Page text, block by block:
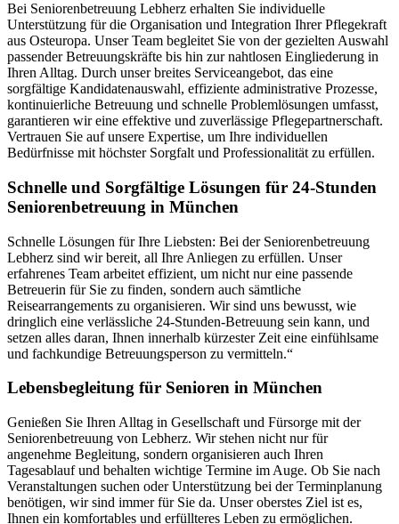
Bei Seniorenbetreuung Lebherz erhalten Sie individuelle
Unterstützung für die Organisation und Integration Ihrer Pflegekraft
aus Osteuropa. Unser Team begleitet Sie von der gezielten Auswahl
passender Betreuungskräfte bis hin zur nahtlosen Eingliederung in
Ihren Alltag. Durch unser breites Serviceangebot, das eine
sorgfältige Kandidatenauswahl, effiziente administrative Prozesse,
kontinuierliche Betreuung und schnelle Problemlösungen umfasst,
garantieren wir eine effektive und zuverlässige Pflegepartnerschaft.
Vertrauen Sie auf unsere Expertise, um Ihre individuellen
Bedürfnisse mit höchster Sorgfalt und Professionalität zu erfüllen.
Schnelle und Sorgfältige Lösungen für 24-Stunden
Seniorenbetreuung in München
Schnelle Lösungen für Ihre Liebsten: Bei der Seniorenbetreuung
Lebherz sind wir bereit, all Ihre Anliegen zu erfüllen. Unser
erfahrenes Team arbeitet effizient, um nicht nur eine passende
Betreuerin für Sie zu finden, sondern auch sämtliche
Reisearrangements zu organisieren. Wir sind uns bewusst, wie
dringlich eine verlässliche 24-Stunden-Betreuung sein kann, und
setzen alles daran, Ihnen innerhalb kürzester Zeit eine einfühlsame
und fachkundige Betreuungsperson zu vermitteln.“
Lebensbegleitung für Senioren in München
Genießen Sie Ihren Alltag in Gesellschaft und Fürsorge mit der
Seniorenbetreuung von Lebherz. Wir stehen nicht nur für
angenehme Begleitung, sondern organisieren auch Ihren
Tagesablauf und behalten wichtige Termine im Auge. Ob Sie nach
Veranstaltungen suchen oder Unterstützung bei der Terminplanung
benötigen, wir sind immer für Sie da. Unser oberstes Ziel ist es,
Ihnen ein komfortables und erfüllteres Leben zu ermöglichen.